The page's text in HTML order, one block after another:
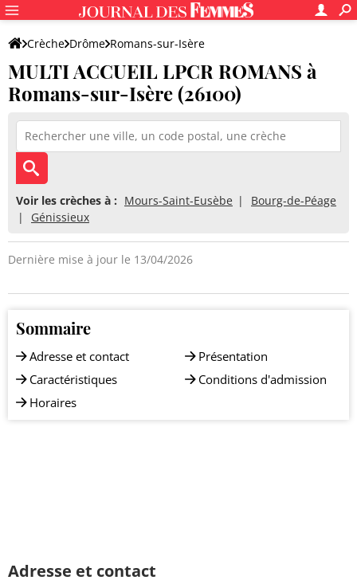
Crèche Drôme Romans-sur-Isère
MULTI ACCUEIL LPCR ROMANS
MULTI ACCUEIL LPCR ROMANS à
Romans-sur-Isère (26100)
Voir les crèches à : Mours-Saint-Eusèbe
Bourg-de-Péage
Génissieux
Dernière mise à jour le 13/04/2026
Sommaire
Adresse et contact
Caractéristiques
Horaires
Présentation
Conditions d'admission
Adresse et contact